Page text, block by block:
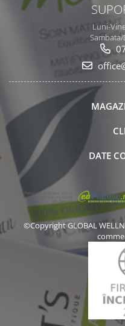
Luni-
DATE
©Copyright GLOBAL